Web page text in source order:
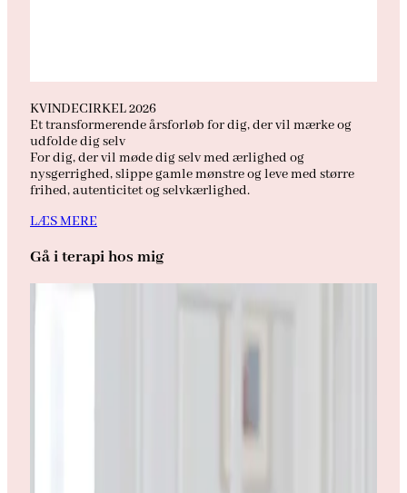
KVINDECIRKEL 2026
Et transformerende årsforløb for dig, der vil mærke og
udfolde dig selv
For dig, der vil møde dig selv med ærlighed og
nysgerrighed, slippe gamle mønstre og leve med større
frihed, autenticitet og selvkærlighed.
LÆS MERE
Gå i terapi hos mig